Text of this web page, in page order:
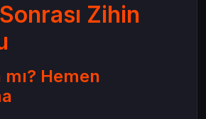
Zihin
mı? Hemen